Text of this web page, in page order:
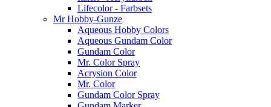
Lifecolor - Farbsets
Mr Hobby-Gunze
Aqueous Hobby Colors
Aqueous Gundam Color
Gundam Color
Mr. Color Spray
Acrysion Color
Mr. Color
Gundam Color Spray